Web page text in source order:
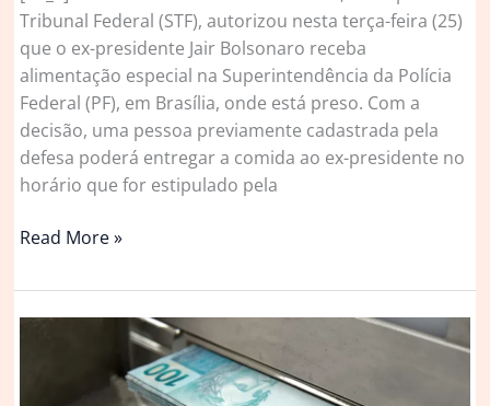
Tribunal Federal (STF), autorizou nesta terça-feira (25)
que o ex-presidente Jair Bolsonaro receba
alimentação especial na Superintendência da Polícia
Federal (PF), em Brasília, onde está preso. Com a
decisão, uma pessoa previamente cadastrada pela
defesa poderá entregar a comida ao ex-presidente no
horário que for estipulado pela
Moraes
Bolsonaro
a
Read More »